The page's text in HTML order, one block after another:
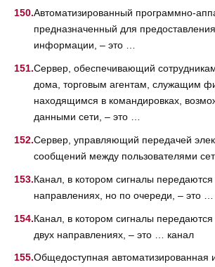
Автоматизированный программно-
предназначенный для
информации, – это …
Сервер, обеспечивающий
дома, торговым агентам, служащим
находящимся в командировках,
данными сети, – это …
Сервер, управляющий передачей
сообщений между пользователями
Канал, в котором сигналы передаются
направлениях, но по очереди, – это …
Канал, в котором сигналы
двух направлениях, – это … канал
Общедоступная